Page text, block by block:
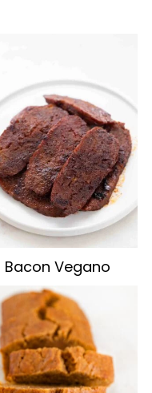
Bacon Vegano